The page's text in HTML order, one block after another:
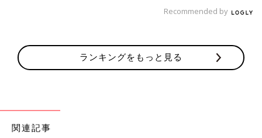
今はわたしがおばちゃんの立場になり、スーパーで小さな子を見
母はそこまでポンコツではないぞ
『詰め替えないと』と、言ったら、４歳の娘が小さな声で『あし
Recommended by
ランキングをもっと見る
関連記事